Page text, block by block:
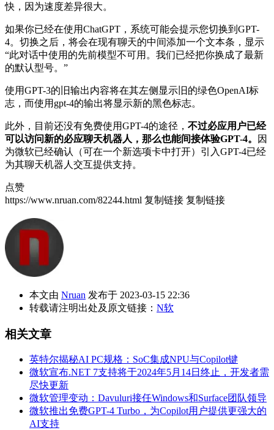
快，因为速度差异很大。
如果你已经在使用ChatGPT，系统可能会提示您切换到GPT-
4。切换之后，将会在现有聊天的中间添加一个文本条，显示
“此对话中使用的先前模型不可用。我们已经把你换成了最新
的默认型号。”
使用GPT-3的旧输出内容将在其左侧显示旧的绿色OpenAI标
志，而使用gpt-4的输出将显示新的黑色标志。
此外，目前还没有免费使用GPT-4的途径， 不过必应用户已经
可以访问新的必应聊天机器人，那么也能间接体验GPT-4。
因
为微软已经确认（可在一个新选项卡中打开）引入GPT-4已经
为其聊天机器人交互提供支持。
点赞
https://www.nruan.com/82244.html 复制链接 复制链接
本文由 Nruan 发布于 2023-03-15 22:36
转载请注明出处及原文链接： N软
相关文章
英特尔揭秘AI PC规格：SoC集成NPU与Copilot键
微软宣布.NET 7支持将于2024年5月14日终止，开发者需
尽快更新
微软管理变动：Davuluri接任Windows和Surface团队领导
微软推出免费GPT-4 Turbo，为Copilot用户提供更强大的
AI支持